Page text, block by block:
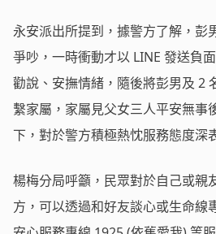
永安派出所提到，據警方了解，彭
爭吵，一時衝動才以 LINE 發送負
勸說、安撫情緒，隨後將彭男及 2
繫家屬，家屬見父女三人平安無事
下，對於警方積極熱忱服務態度深
楊梅分局呼籲，民眾對於自己或親
方，可以透過和好友談心或生命線